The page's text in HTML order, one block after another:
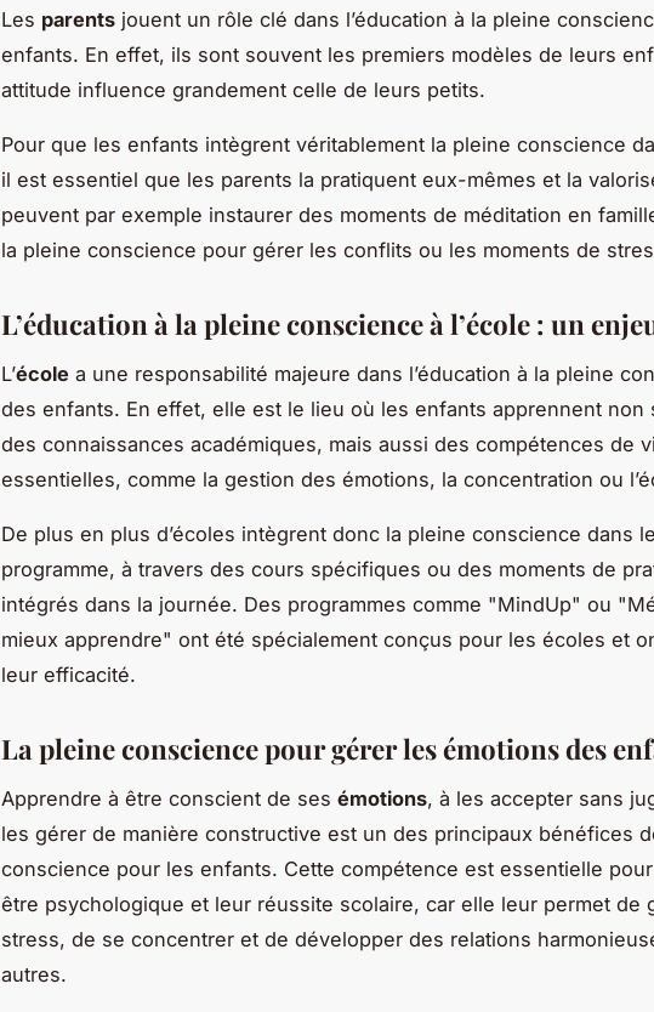
Les parents jouent un rôle clé dans l’éducation à la pleine
enfants. En effet, ils sont souvent les premiers modèles de leurs
attitude influence grandement celle de leurs petits.
Pour que les enfants intègrent véritablement la pleine conscience
il est essentiel que les parents la pratiquent eux-mêmes et la
peuvent par exemple instaurer des moments de méditation en
la pleine conscience pour gérer les conflits ou les moments de
L’éducation à la pleine conscience à l’école : un
L’école a une responsabilité majeure dans l’éducation à la pleine
des enfants. En effet, elle est le lieu où les enfants apprennent non
des connaissances académiques, mais aussi des compétences de
essentielles, comme la gestion des émotions, la concentration ou
De plus en plus d’écoles intègrent donc la pleine conscience dans
programme, à travers des cours spécifiques ou des moments de
intégrés dans la journée. Des programmes comme "MindUp" ou
mieux apprendre" ont été spécialement conçus pour les écoles et
leur efficacité.
La pleine conscience pour gérer les émotions des
Apprendre à être conscient de ses émotions, à les accepter sans
les gérer de manière constructive est un des principaux bénéfices
conscience pour les enfants. Cette compétence est essentielle
être psychologique et leur réussite scolaire, car elle leur permet de
stress, de se concentrer et de développer des relations
autres.